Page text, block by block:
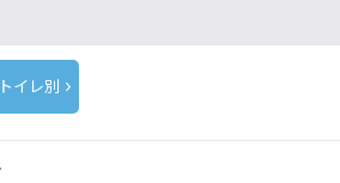
イレ別